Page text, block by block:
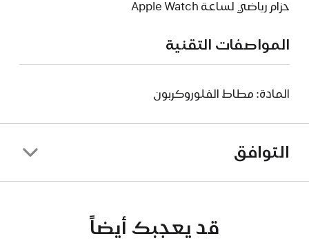
حزام رياضي لساعة Apple Watch
المواصفات التقنية
المادة: مطاط الفلوروكربون
التوافق
قد يعجبك أيضاً